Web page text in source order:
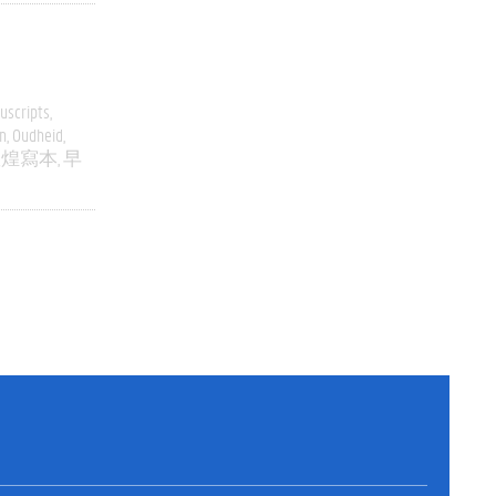
Oudheid
寫本 早